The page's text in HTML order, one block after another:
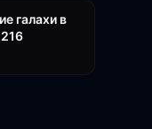
галахи в
- - стр.216